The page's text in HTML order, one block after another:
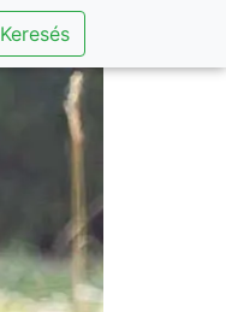
Keresés